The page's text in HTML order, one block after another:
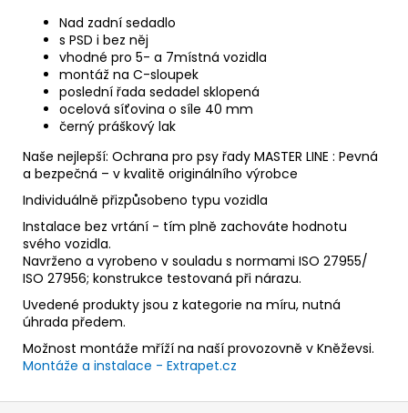
Nad zadní sedadlo
s PSD i bez něj
vhodné pro 5- a 7místná vozidla
montáž na C-sloupek
poslední řada sedadel sklopená
ocelová síťovina o síle 40 mm
černý práškový lak
Naše nejlepší: Ochrana pro psy řady MASTER LINE : Pevná
a bezpečná – v kvalitě originálního výrobce
Individuálně přizpůsobeno typu vozidla
Instalace bez vrtání - tím plně zachováte hodnotu
svého vozidla.
Navrženo a vyrobeno v souladu s normami ISO 27955/
ISO 27956; konstrukce testovaná při nárazu.
Uvedené produkty jsou z kategorie na míru, nutná
úhrada předem.
Možnost montáže mříží na naší provozovně v Kněževsi.
Montáže a instalace - Extrapet.cz